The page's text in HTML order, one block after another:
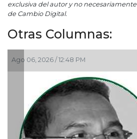
exclusiva del autor y no
de Cambio Digital.
Otras Columnas:
Ago 05, 2026 / 9:42 AM